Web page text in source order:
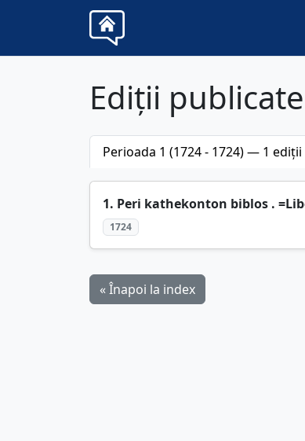
Ediții
Perioada 1 (1724 - 1724) — 1 ediții
1. Peri kathekonton biblos .
1724
« Înapoi la index